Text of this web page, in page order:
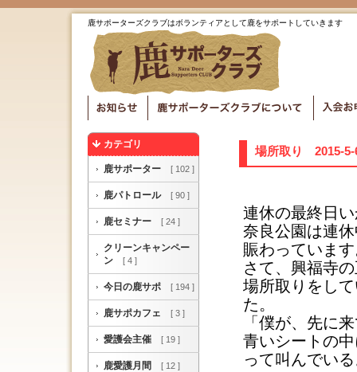
鹿サポーターズクラブはボランティアとして鹿をサポートしていきます
カテゴリ
鹿サポーター [ 102 ]
鹿パトロール [ 90 ]
鹿セミナー [ 24 ]
クリーンキャンペー
ン [ 4 ]
今日の鹿サポ [ 194 ]
鹿サポカフェ [ 3 ]
愛護会主催 [ 19 ]
鹿愛護月間 [ 12 ]
場所取り 2015-5-
連休の最終日
奈良公園は連
賑わっていま
さて、興福寺
場所取りをし
た。
「僕が、先に
青いシートの
って叫んでい